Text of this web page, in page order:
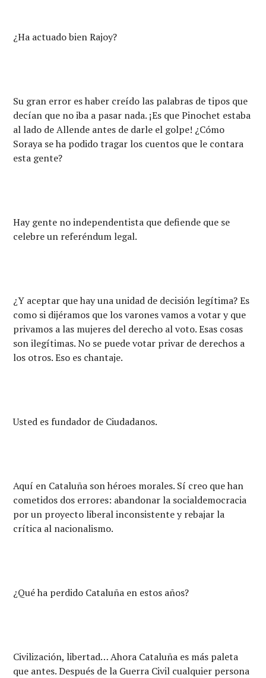
¿Ha actuado bien Rajoy?
Su gran error es haber creído las palabras de tipos que
decían que no iba a pasar nada. ¡Es que Pinochet estaba
al lado de Allende antes de darle el golpe! ¿Cómo
Soraya se ha podido tragar los cuentos que le contara
esta gente?
Hay gente no independentista que defiende que se
celebre un referéndum legal.
¿Y aceptar que hay una unidad de decisión legítima? Es
como si dijéramos que los varones vamos a votar y que
privamos a las mujeres del derecho al voto. Esas cosas
son ilegítimas. No se puede votar privar de derechos a
los otros. Eso es chantaje.
Usted es fundador de Ciudadanos.
Aquí en Cataluña son héroes morales. Sí creo que han
cometidos dos errores: abandonar la socialdemocracia
por un proyecto liberal inconsistente y rebajar la
crítica al nacionalismo.
¿Qué ha perdido Cataluña en estos años?
Civilización, libertad… Ahora Cataluña es más paleta
que antes. Después de la Guerra Civil cualquier persona